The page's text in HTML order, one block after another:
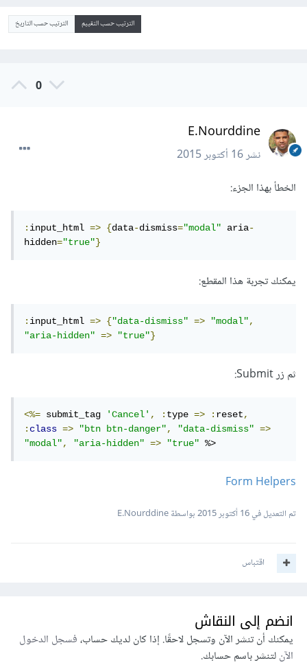
الترتيب حسب التقييم الترتيب حسب التاريخ
0
E.Nourddine
نشر16 أكتوبر 2015
الخطأ بهذا الجزء:
:input_html => {data-dismiss="modal" aria-
hidden="true"}
يمكنك تجربة هذا المقطع:
:input_html => {"data-dismiss" => "modal",
"aria-hidden"
=> "true"}
ثم زر Submit:
<%= submit_tag 'Cancel', :type => :reset,
:class => "btn btn-danger", "data-dismiss"
=>
"modal", "aria-hidden" => "true" %>
Form Helpers
تم التعديل في16 أكتوبر 2015 بواسطة E.Nourddine
اقتباس
انضم إلى النقاش
يمكنك أن تنشر الآن وتسجل لاحقًا. إذا كان لديك حساب،فسجل الدخول
الآنلتنشر باسم حسابك.